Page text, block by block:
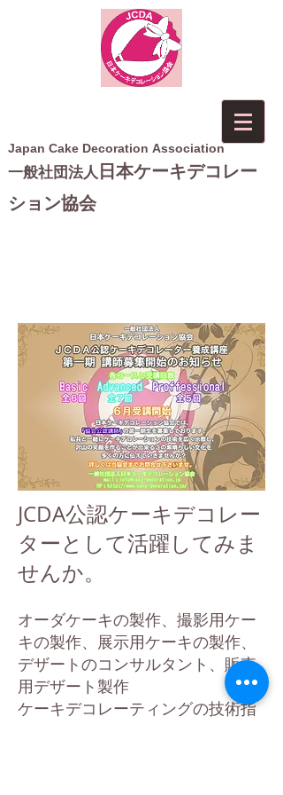
Japan Cake Decoration Association
一般社団法人 日本ケーキデコレー
ション協会
JCDA公認ケーキデコレー
ターとして活躍してみま
せんか。
オーダケーキの製作、撮影用ケー
キの製作、展示用ケーキの製作、
デザートのコンサルタント、販売
用デザート製作
ケーキデコレーティングの技術指